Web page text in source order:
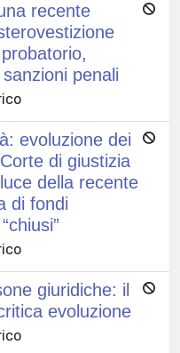
recente
penali
evoluzione dei
di giustizia
della recente
di fondi
giuridiche: il
evoluzione